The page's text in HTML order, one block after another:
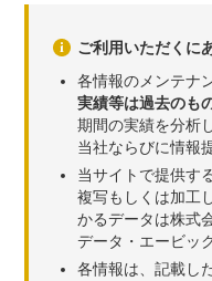
ご利用いただくに
各情報のメンテナ
実績等は過去のも
期間の実績を分析
当社ならびに情報
当サイトで提供す
複写もしくは加工
かるデータは株式
データ・エービッ
各情報は、記載し